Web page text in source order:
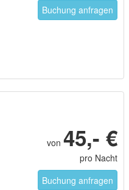
Buchung anfragen
von 45,- €
pro Nacht
Buchung anfragen